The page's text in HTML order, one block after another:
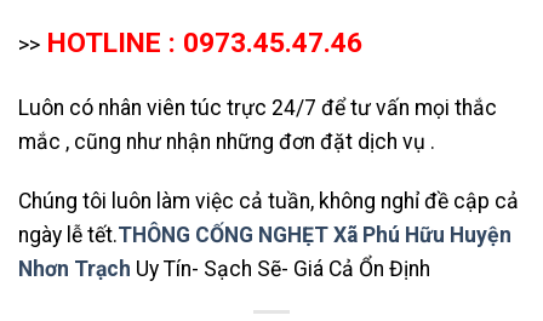
>> HOTLINE : 0973.45.47.46
Luôn có nhân viên túc trực 24/7 để tư vấn mọi thắc
mắc , cũng như nhận những đơn đặt dịch vụ .
Chúng tôi luôn làm việc cả tuần, không nghỉ đề cập cả
ngày lễ tết.THÔNG CỐNG NGHẸT Xã Phú Hữu Huyện
Nhơn Trạch Uy Tín- Sạch Sẽ- Giá Cả Ổn Định